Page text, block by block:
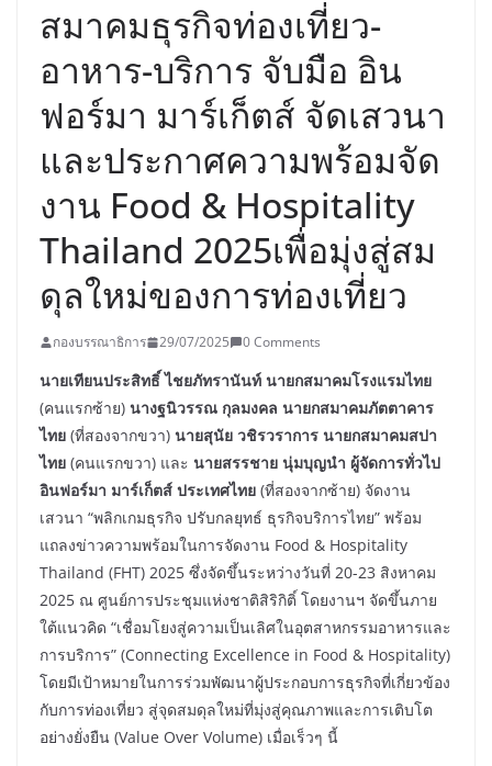
สมาคมธุรกิจท่องเที่ยว-
อาหาร-บริการ จับมือ อิน
ฟอร์มา มาร์เก็ตส์ จัดเสวนา
และประกาศความพร้อมจัด
งาน Food & Hospitality
Thailand 2025เพื่อมุ่งสู่สม
ดุลใหม่ของการท่องเที่ยว
กองบรรณาธิการ 29/07/2025 0 Comments
นายเทียนประสิทธิ์ ไชยภัทรานันท์ นายกสมาคมโรงแรมไทย
(คนแรกซ้าย) นางฐนิวรรณ กุลมงคล นายกสมาคมภัตตาคาร
ไทย (ที่สองจากขวา) นายสุนัย วชิรวราการ นายกสมาคมสปา
ไทย (คนแรกขวา) และ นายสรรชาย นุ่มบุญนำ ผู้จัดการทั่วไป
อินฟอร์มา มาร์เก็ตส์ ประเทศไทย (ที่สองจากซ้าย) จัดงาน
เสวนา “พลิกเกมธุรกิจ ปรับกลยุทธ์ ธุรกิจบริการไทย” พร้อม
แถลงข่าวความพร้อมในการจัดงาน Food & Hospitality
Thailand (FHT) 2025 ซึ่งจัดขึ้นระหว่างวันที่ 20-23 สิงหาคม
2025 ณ ศูนย์การประชุมแห่งชาติสิริกิติ์ โดยงานฯ จัดขึ้นภาย
ใต้แนวคิด “เชื่อมโยงสู่ความเป็นเลิศในอุตสาหกรรมอาหารและ
การบริการ” (Connecting Excellence in Food & Hospitality)
โดยมีเป้าหมายในการร่วมพัฒนาผู้ประกอบการธุรกิจที่เกี่ยวข้อง
กับการท่องเที่ยว สู่จุดสมดุลใหม่ที่มุ่งสู่คุณภาพและการเติบโต
อย่างยั่งยืน (Value Over Volume) เมื่อเร็วๆ นี้